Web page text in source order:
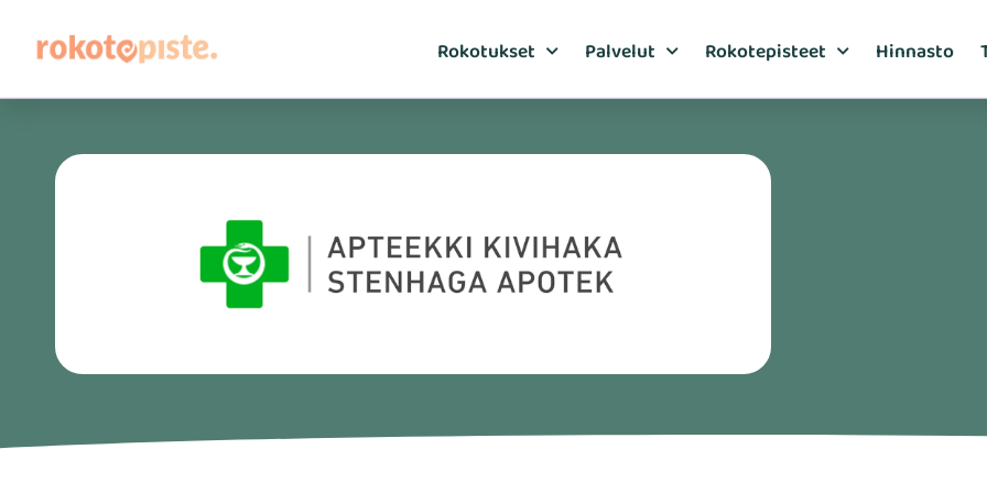
Rokotukset Palvelut Rokotepisteet Hinnasto